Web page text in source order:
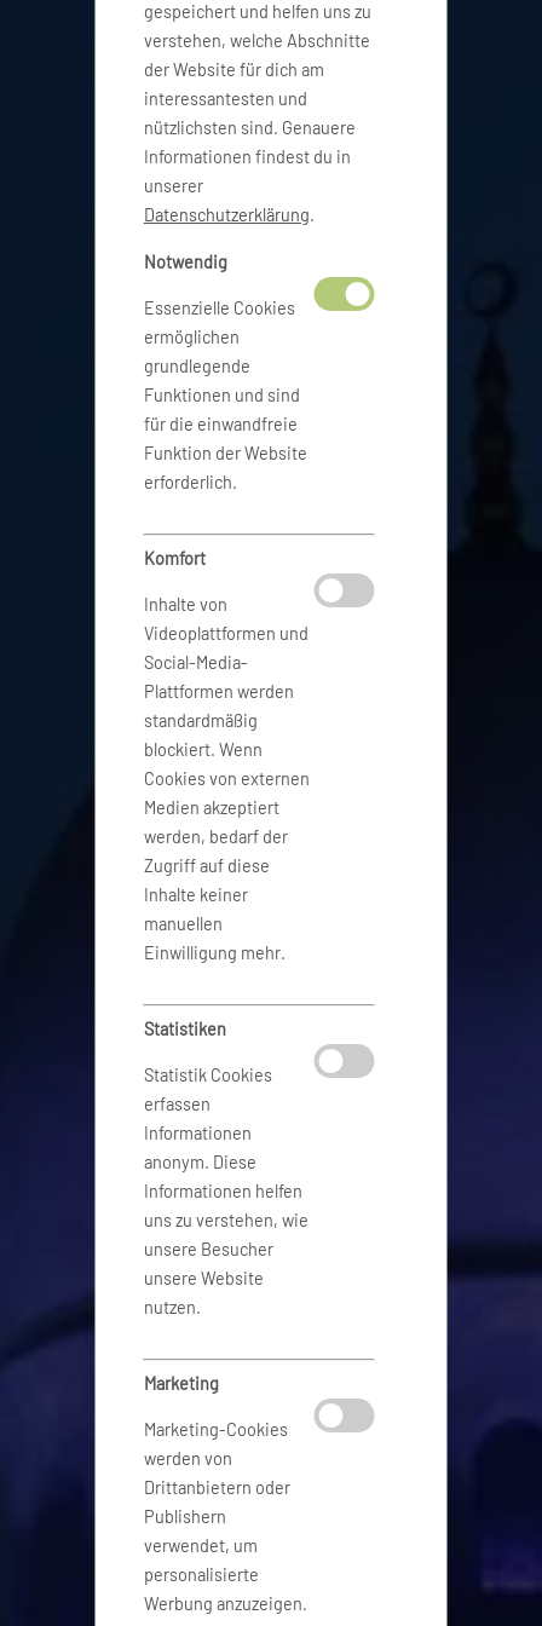
gespeichert und helfen uns zu
verstehen, welche Abschnitte
der Website für dich am
interessantesten und
nützlichsten sind. Genauere
Informationen findest du in
unserer
Datenschutzerklärung.
Notwendig
Essenzielle Cookies
ermöglichen
grundlegende
Funktionen und sind
für die einwandfreie
Funktion der Website
erforderlich.
Komfort
Inhalte von
Videoplattformen und
Social-Media-
Plattformen werden
standardmäßig
blockiert. Wenn
Cookies von externen
Medien akzeptiert
werden, bedarf der
Zugriff auf diese
Inhalte keiner
manuellen
Einwilligung mehr.
Statistiken
Statistik Cookies
erfassen
Informationen
anonym. Diese
Informationen helfen
uns zu verstehen, wie
unsere Besucher
unsere Website
nutzen.
Marketing
Marketing-Cookies
werden von
Drittanbietern oder
Publishern
verwendet, um
personalisierte
Werbung anzuzeigen.